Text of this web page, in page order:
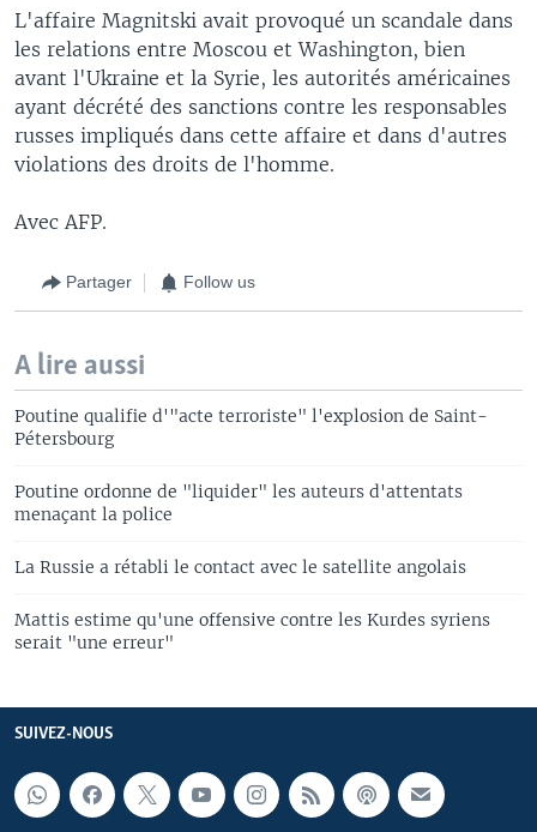
L'affaire Magnitski avait provoqué un scandale dans
les relations entre Moscou et Washington, bien
avant l'Ukraine et la Syrie, les autorités américaines
ayant décrété des sanctions contre les responsables
russes impliqués dans cette affaire et dans d'autres
violations des droits de l'homme.
Avec AFP.
Partager Follow us
A lire aussi
Poutine qualifie d'"acte terroriste" l'explosion de Saint-
Pétersbourg
Poutine ordonne de "liquider" les auteurs d'attentats
menaçant la police
La Russie a rétabli le contact avec le satellite angolais
Mattis estime qu'une offensive contre les Kurdes syriens
serait "une erreur"
SUIVEZ-NOUS